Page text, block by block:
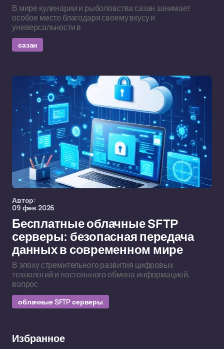
В мире кулинарии и рыболовства сазан занимает
особое место благодаря своему вкусу и
универсальности в
сазан
Автор:
09 фев 2026
Бесплатные облачные SFTP
серверы: безопасная передача
данных в современном мире
В эпоху стремительного развития цифровых
технологий и постоянного обмена информацией,
вопрос
облачные SFTP серверы
Избранное